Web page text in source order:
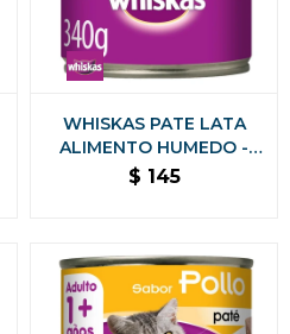
WHISKAS PATE LATA
ALIMENTO HUMEDO -
ATUN 340 GRAMOS
$ 145